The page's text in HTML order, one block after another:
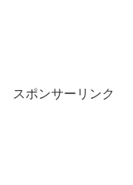
スポンサーリンク